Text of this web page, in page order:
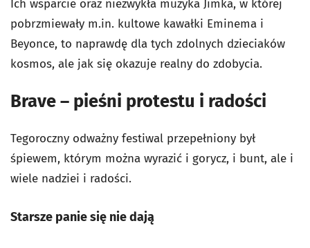
Ich wsparcie oraz niezwykła muzyka Jimka, w której
pobrzmiewały m.in. kultowe kawałki Eminema i
Beyonce, to naprawdę dla tych zdolnych dzieciaków
kosmos, ale jak się okazuje realny do zdobycia.
Brave – pieśni protestu i radości
Tegoroczny odważny festiwal przepełniony był
śpiewem, którym można wyrazić i gorycz, i bunt, ale i
wiele nadziei i radości.
Starsze panie się nie dają